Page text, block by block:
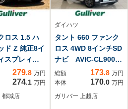
ロス 1.5 ハ
ド Z 純正8イ
スプレィオ
ナビパノラ
カメラフル
ワーバック
279.8 万円
274.1 万円
都城店
ダイハツ
タント 660 ファンク
ロス 4WD 8インチSD
ナビ AVIC-CL900
CD DVD BT フル
セグテレビ SDミュ
ージックサーバー
総額 173.8 万円
本体
170.0 万円
ガリバー 上越店